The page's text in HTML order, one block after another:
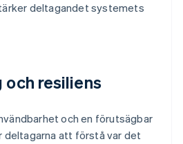
deltagandet systemets
resiliens
och en förutsägbar
deltagarna att förstå var det